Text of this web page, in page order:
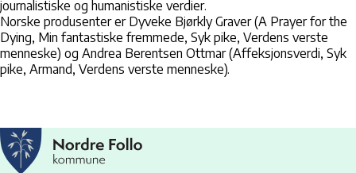
journalistiske og humanistiske verdier.
Norske produsenter er Dyveke Bjørkly Graver (A Prayer for the
Dying, Min fantastiske fremmede, Syk pike, Verdens verste
menneske) og Andrea Berentsen Ottmar (Affeksjonsverdi, Syk
pike, Armand, Verdens verste menneske).